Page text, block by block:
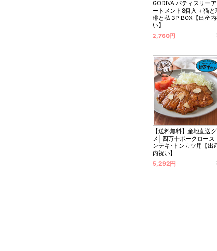
GODIVA パティスリー
ートメント8個入 + 猫と
琲と私 3P BOX【出産
い】
2,760円
【送料無料】産地直送
メ│四万十ポークロース
ンテキ･トンカツ用【出
内祝い】
5,292円